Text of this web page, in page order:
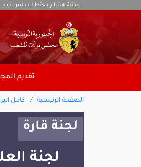
مكتبة هشام جعيّط لمجلس
تقديم
الصفحة الرئيسية كامل
لجنة قارة
لجنة